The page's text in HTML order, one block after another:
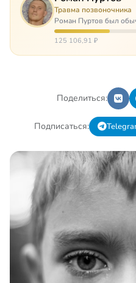
Травма позвоночника
Роман Пуртов был
хорошие автомобили,
любил жену и обожал
125 106,91 ₽
Поделиться:
Подписаться: